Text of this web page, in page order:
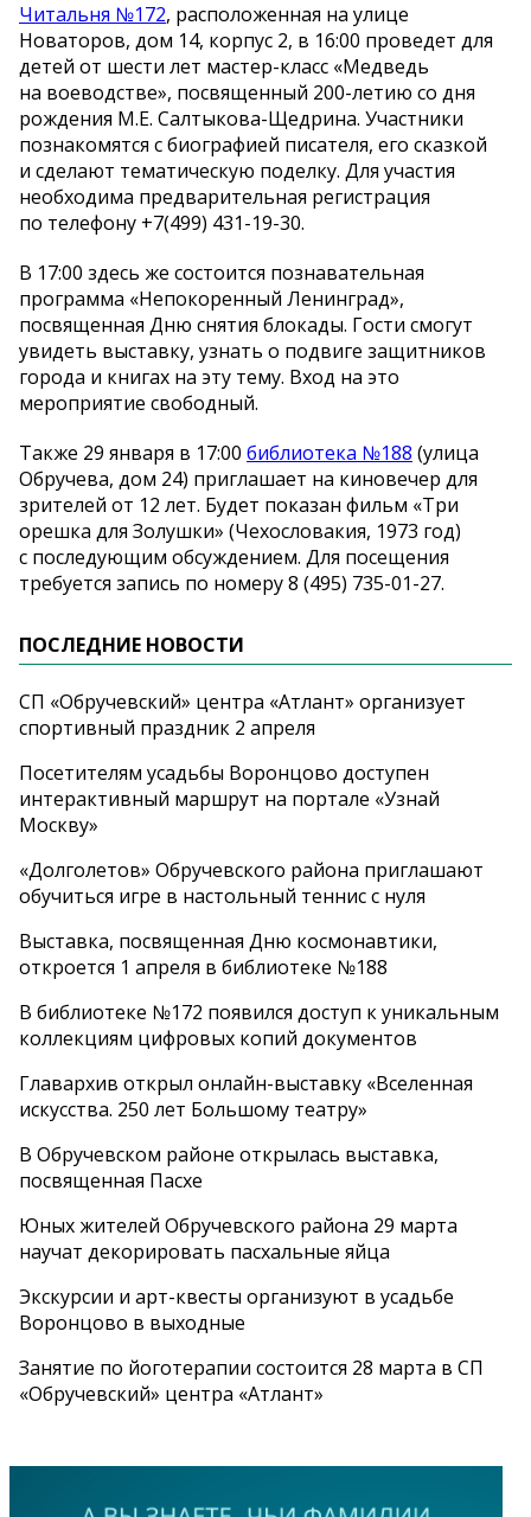
Читальня №172, расположенная на улице
Новаторов, дом 14, корпус 2, в 16:00 проведет для
детей от шести лет мастер-класс «Медведь
на воеводстве», посвященный 200-летию со дня
рождения М.Е. Салтыкова-Щедрина. Участники
познакомятся с биографией писателя, его сказкой
и сделают тематическую поделку. Для участия
необходима предварительная регистрация
по телефону +7(499) 431-19-30.
В 17:00 здесь же состоится познавательная
программа «Непокоренный Ленинград»,
посвященная Дню снятия блокады. Гости смогут
увидеть выставку, узнать о подвиге защитников
города и книгах на эту тему. Вход на это
мероприятие свободный.
Также 29 января в 17:00 библиотека №188 (улица
Обручева, дом 24) приглашает на киновечер для
зрителей от 12 лет. Будет показан фильм «Три
орешка для Золушки» (Чехословакия, 1973 год)
с последующим обсуждением. Для посещения
требуется запись по номеру 8 (495) 735-01-27.
ПОСЛЕДНИЕ НОВОСТИ
СП «Обручевский» центра «Атлант» организует
спортивный праздник 2 апреля
Посетителям усадьбы Воронцово доступен
интерактивный маршрут на портале «Узнай
Москву»
«Долголетов» Обручевского района приглашают
обучиться игре в настольный теннис с нуля
Выставка, посвященная Дню космонавтики,
откроется 1 апреля в библиотеке №188
В библиотеке №172 появился доступ к уникальным
коллекциям цифровых копий документов
Главархив открыл онлайн-выставку «Вселенная
искусства. 250 лет Большому театру»
В Обручевском районе открылась выставка,
посвященная Пасхе
Юных жителей Обручевского района 29 марта
научат декорировать пасхальные яйца
Экскурсии и арт-квесты организуют в усадьбе
Воронцово в выходные
Занятие по йоготерапии состоится 28 марта в СП
«Обручевский» центра «Атлант»